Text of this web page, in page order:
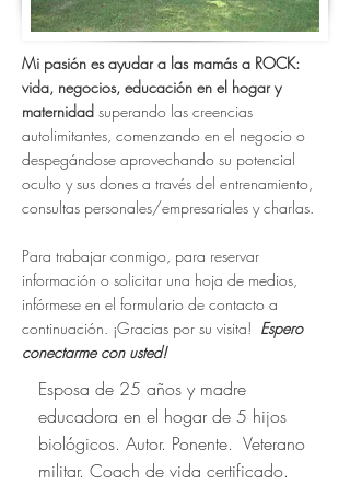
Mi pasión es ayudar a las mamás a ROCK:
vida, negocios, educación en el hogar y
maternidad superando las creencias
autolimitantes, comenzando en el negocio o
despegándose aprovechando su potencial
oculto y sus dones a través del entrenamiento,
consultas personales/empresariales y charlas.
Para trabajar conmigo, para reservar
información o solicitar una hoja de medios,
infórmese en el formulario de contacto a
continuación. ¡Gracias por su visita! Espero
conectarme con usted!
Esposa de 25 años y madre
educadora en el hogar de 5 hijos
biológicos. Autor. Ponente. Veterano
militar. Coach de vida certificado.